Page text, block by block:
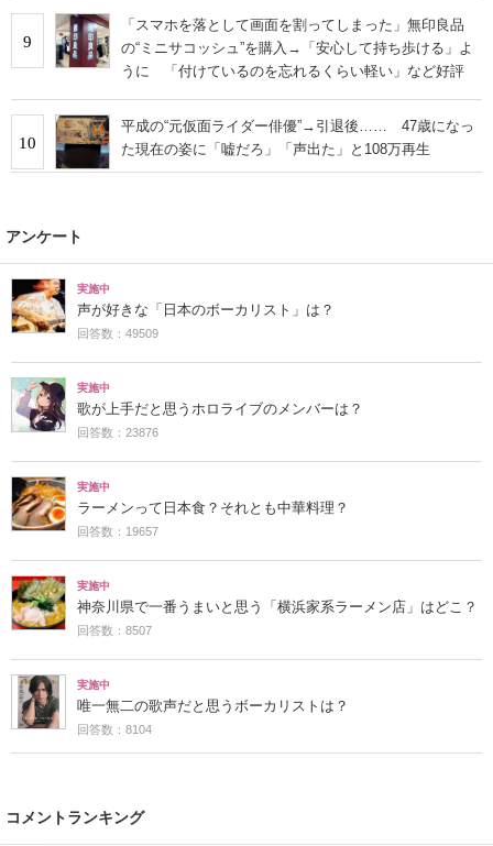
9
「スマホを落として画面を割ってしまった」無印良品
の“ミニサコッシュ”を購入→「安心して持ち歩ける」よ
うに 「付けているのを忘れるくらい軽い」など好評
10
平成の“元仮面ライダー俳優”→引退後…… 47歳になっ
た現在の姿に「嘘だろ」「声出た」と108万再生
アンケート
実施中
声が好きな「日本のボーカリスト」は？
回答数：49509
実施中
歌が上手だと思うホロライブのメンバーは？
回答数：23876
実施中
ラーメンって日本食？それとも中華料理？
回答数：19657
実施中
神奈川県で一番うまいと思う「横浜家系ラーメン店」はどこ？
回答数：8507
実施中
唯一無二の歌声だと思うボーカリストは？
回答数：8104
コメントランキング